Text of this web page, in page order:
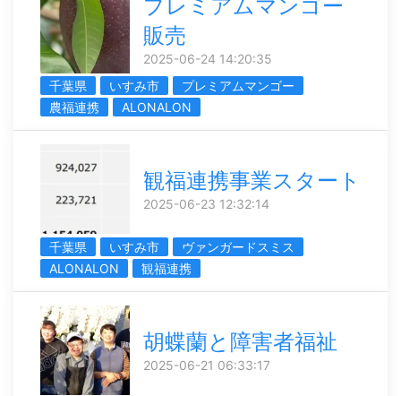
プレミアムマンゴー
販売
2025-06-24 14:20:35
千葉県
いすみ市
プレミアムマンゴー
農福連携
ALONALON
観福連携事業スタート
2025-06-23 12:32:14
千葉県 いすみ市
ヴァンガードスミス
ALONALON
観福連携
胡蝶蘭と障害者福祉
2025-06-21 06:33:17